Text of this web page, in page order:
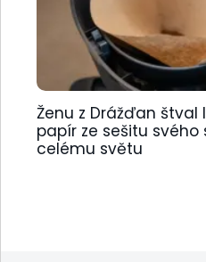
Ženu z Drážďan štval
papír ze sešitu
celému světu